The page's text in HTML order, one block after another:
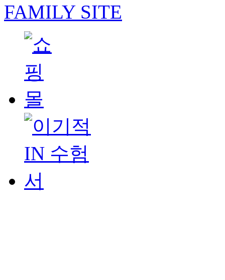
FAMILY SITE